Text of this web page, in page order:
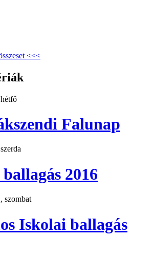
<<<
Falunap
2016
szombat
Iskolai ballagás